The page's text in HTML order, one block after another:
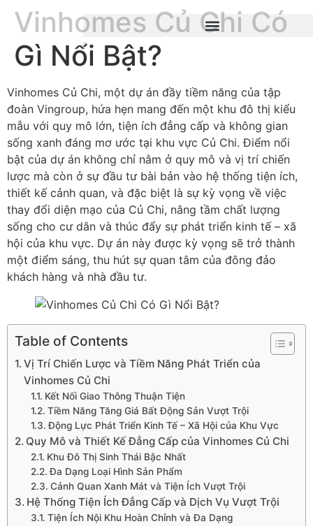
Vinhomes Củ Chi Có
Gì Nổi Bật?
Vinhomes Củ Chi, một dự án đầy tiềm năng của tập
đoàn Vingroup, hứa hẹn mang đến một khu đô thị kiểu
mẫu với quy mô lớn, tiện ích đẳng cấp và không gian
sống xanh đáng mơ ước tại khu vực Củ Chi. Điểm nổi
bật của dự án không chỉ nằm ở quy mô và vị trí chiến
lược mà còn ở sự đầu tư bài bản vào hệ thống tiện ích,
thiết kế cảnh quan, và đặc biệt là sự kỳ vọng về việc
thay đổi diện mạo của Củ Chi, nâng tầm chất lượng
sống cho cư dân và thúc đẩy sự phát triển kinh tế – xã
hội của khu vực. Dự án này được kỳ vọng sẽ trở thành
một điểm sáng, thu hút sự quan tâm của đông đảo
khách hàng và nhà đầu tư.
Table of Contents
Vị Trí Chiến Lược và Tiềm Năng Phát Triển của
Vinhomes Củ Chi
Kết Nối Giao Thông Thuận Tiện
Tiềm Năng Tăng Giá Bất Động Sản Vượt Trội
Động Lực Phát Triển Kinh Tế – Xã Hội của Khu Vực
Quy Mô và Thiết Kế Đẳng Cấp của Vinhomes Củ Chi
Khu Đô Thị Sinh Thái Bậc Nhất
Đa Dạng Loại Hình Sản Phẩm
Cảnh Quan Xanh Mát và Tiện Ích Vượt Trội
Hệ Thống Tiện Ích Đẳng Cấp và Dịch Vụ Vượt Trội
Tiện Ích Nội Khu Hoàn Chỉnh và Đa Dạng